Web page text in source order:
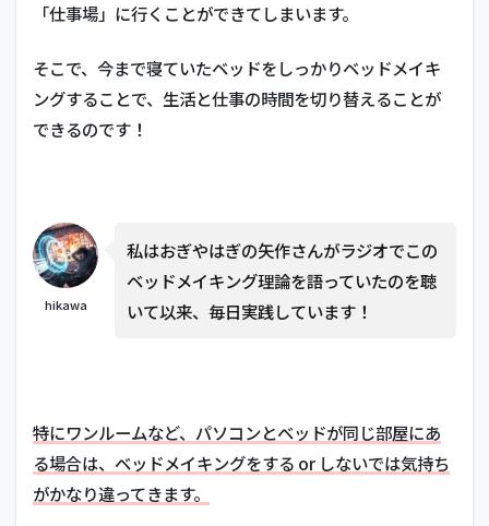
「仕事場」に行くことができてしまいます。
そこで、今まで寝ていたベッドをしっかりベッドメイキ
ングすることで、生活と仕事の時間を切り替えることが
できるのです！
hikawa
私はおぎやはぎの矢作さんがラジオでこの
ベッドメイキング理論を語っていたのを聴
いて以来、毎日実践しています！
特にワンルームなど、パソコンとベッドが同じ部屋にあ
る場合は、ベッドメイキングをする or しないでは気持ち
がかなり違ってきます。